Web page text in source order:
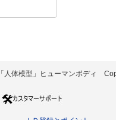
「人体模型」ヒューマンボディ